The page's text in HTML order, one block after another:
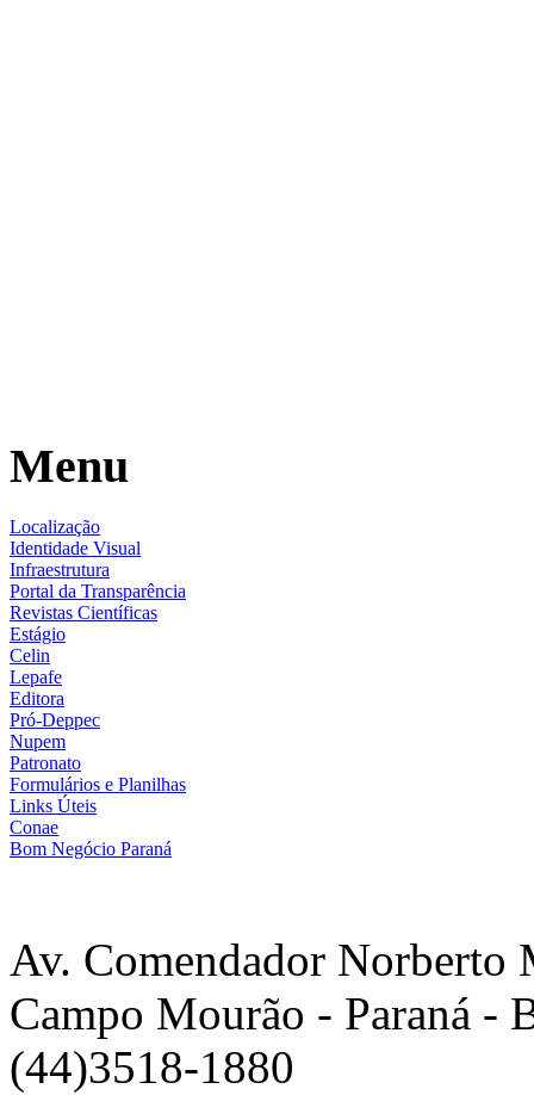
Menu
Localização
Identidade Visual
Infraestrutura
Portal da Transparência
Revistas Científicas
Estágio
Celin
Lepafe
Editora
Pró-Deppec
Nupem
Patronato
Formulários e Planilhas
Links Úteis
Conae
Bom Negócio Paraná
Av. Comendador Norberto
Campo Mourão - Paraná -
(44)3518-1880